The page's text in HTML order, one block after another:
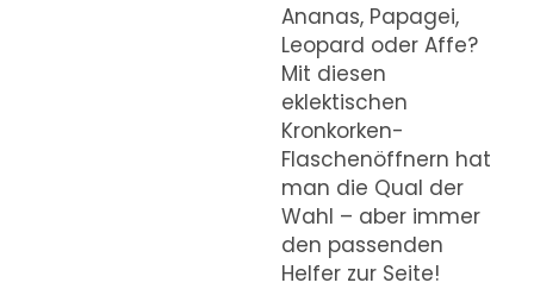
Ananas, Papagei,
Leopard oder Affe?
Mit diesen
eklektischen
Kronkorken-
Flaschenöffnern hat
man die Qual der
Wahl – aber immer
den passenden
Helfer zur Seite!